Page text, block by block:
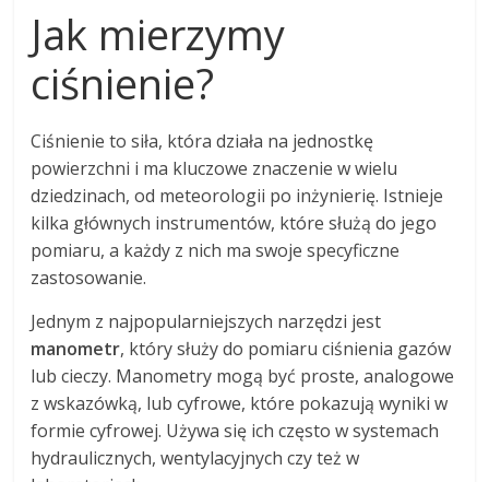
Jak mierzymy
ciśnienie?
Ciśnienie to siła, która działa na jednostkę
powierzchni i ma kluczowe znaczenie w wielu
dziedzinach, od meteorologii po inżynierię. Istnieje
kilka głównych instrumentów, które służą do jego
pomiaru, a każdy z nich ma swoje specyficzne
zastosowanie.
Jednym z najpopularniejszych narzędzi jest
manometr, który służy do pomiaru ciśnienia gazów
lub cieczy. Manometry mogą być proste, analogowe
z wskazówką, lub cyfrowe, które pokazują wyniki w
formie cyfrowej. Używa się ich często w systemach
hydraulicznych, wentylacyjnych czy też w